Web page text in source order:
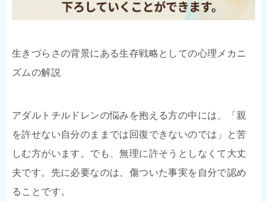
生きづらさの背景にある生存戦略としての心理メカニ
ズムの解説
アダルトチルドレンの悩みを抱える方の中には、「親
を許せない自分のままでは回復できないのでは」と苦
しむ方がいます。でも、無理に許そうとしなくて大丈
夫です。先に必要なのは、傷ついた事実を自分で認め
ることです。